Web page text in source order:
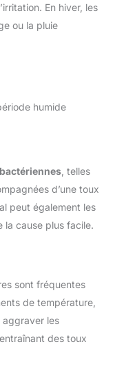
En hiver, les
ou la pluie
humide
bactériennes , telles
d’une toux
peut également les
la cause plus facile.
sont fréquentes
de température,
aggraver les
des toux